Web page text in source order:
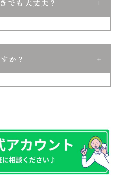
でも大丈夫？
か？